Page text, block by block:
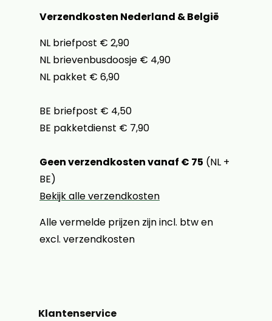
Verzendkosten Nederland & België
NL briefpost € 2,90
NL brievenbusdoosje € 4,90
NL pakket € 6,90
BE briefpost € 4,50
BE pakketdienst € 7,90
Geen verzendkosten vanaf € 75 (NL +
BE)
Bekijk alle verzendkosten
Alle vermelde prijzen zijn incl. btw en
excl. verzendkosten
Klantenservice